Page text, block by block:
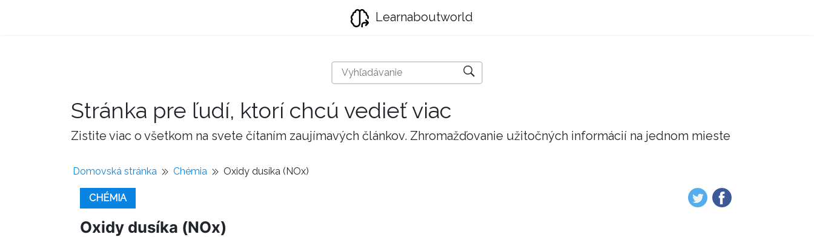
Learnaboutworld
Stránka pre ľudí, ktorí chcú vedieť viac
Zistite viac o všetkom na svete čítaním zaujímavých článkov. Zhromažďovanie užitočných informácií na jednom mieste
Domovská stránka Chémia Oxidy dusíka (NOx)
CHÉMIA
Oxidy dusíka (NOx)